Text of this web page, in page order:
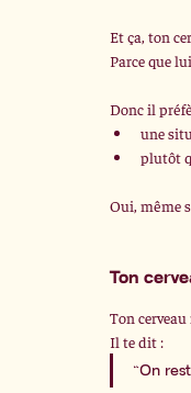
Et ça, ton
Parce que
Donc il
une
plutôt
Oui, même
Ton
Ton
Il te dit :
“On